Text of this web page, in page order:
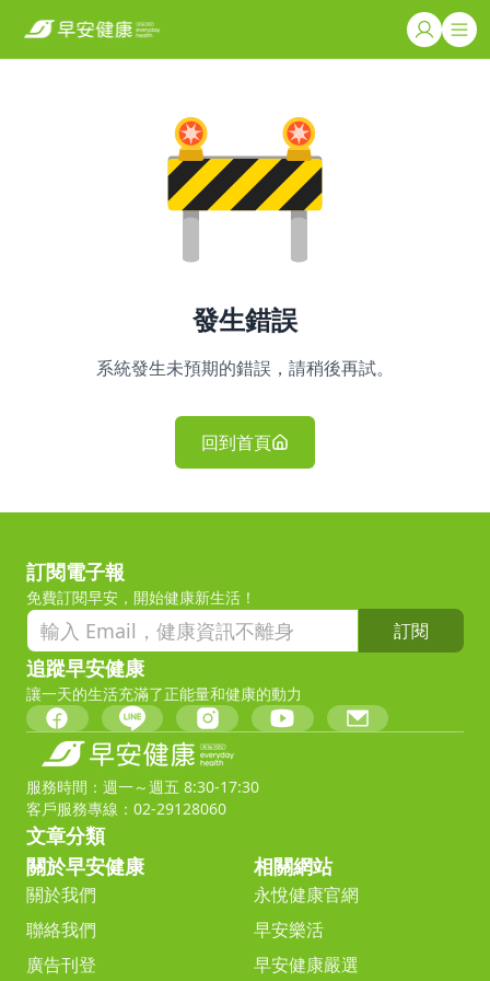
發生錯誤
系統發生未預期的錯誤，請稍後再試。
回到首頁
訂閱電子報
免費訂閱早安，開始健康新生活！
訂閱
追蹤早安健康
讓一天的生活充滿了正能量和健康的動力
服務時間：週一～週五 8:30-17:30
客戶服務專線：02-29128060
文章分類
關於早安健康
關於我們
聯絡我們
廣告刊登
相關網站
永悅健康官網
早安樂活
早安健康嚴選